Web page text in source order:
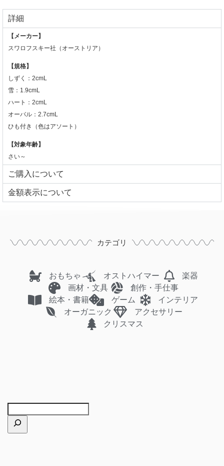
詳細
【メーカー】
スワロフスキー社（オーストリア）
【規格】
しずく：2cmL
雪：1.9cmL
ハート：2cmL
オーバル：2.7cmL
ひも付き（色はアソート）
【対象年齢】
さい～
ご購入について
⾦額表⽰について
カテゴリ
おもちゃ オストハイマー
楽器
画材・文具
創作・手仕事
絵本・書籍
ゲーム
インテリア
オーガニック
アクセサリー
クリスマス